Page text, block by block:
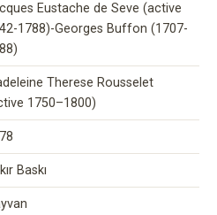
Eustache de Seve (active
1788)-Georges Buffon (1707-
Therese Rousselet
1750–1800)
Baskı